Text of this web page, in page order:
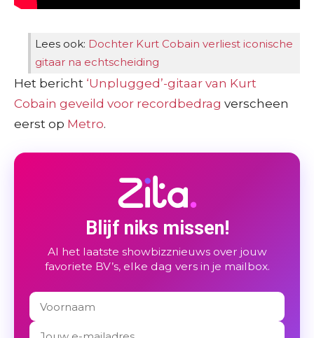
Lees ook: Dochter Kurt Cobain verliest iconische
gitaar na echtscheiding
Het bericht ‘Unplugged’-gitaar van Kurt
Cobain geveild voor recordbedrag verscheen
eerst op Metro.
Blijf niks missen!
Al het laatste showbizznieuws over jouw
favoriete BV’s, elke dag vers in je mailbox.